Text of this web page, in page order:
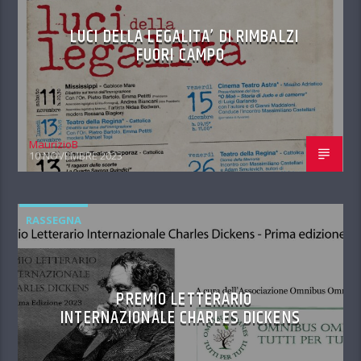
LUCI DELLA LEGALITA’ DI RIMBALZI
FUORI CAMPO
MaurizioB
10 NOVEMBRE 2023
RASSEGNA
PREMIO LETTERARIO
INTERNAZIONALE CHARLES DICKENS